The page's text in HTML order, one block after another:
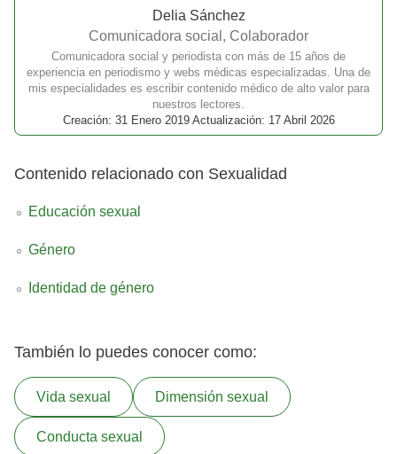
Delia Sánchez
Comunicadora social, Colaborador
Comunicadora social y periodista con más de 15 años de
experiencia en periodismo y webs médicas especializadas. Una de
mis especialidades es escribir contenido médico de alto valor para
nuestros lectores.
Creación: 31 Enero 2019 Actualización: 17 Abril 2026
Contenido relacionado con Sexualidad
Educación sexual
Género
Identidad de género
También lo puedes conocer como:
Vida sexual Dimensión sexual
Conducta sexual